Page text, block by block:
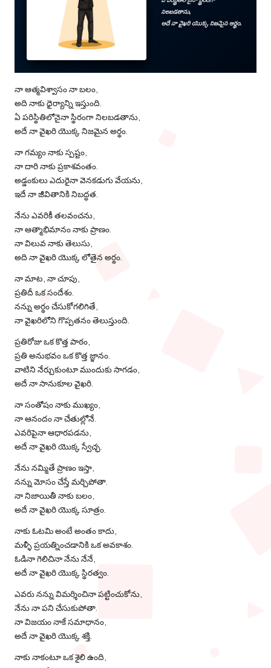
నా ఆత్మవిశ్వాసం నా బలం,
అది నాకు ధైర్యాన్ని ఇస్తుంది.
ఏ పరిస్థితిలోనైనా స్థిరంగా నిలబడతాను,
అదే నా వైఖరి యొక్క నిజమైన అర్థం.
నా గమ్యం నాకు స్పష్టం,
నా దారి నాకు ప్రకాశవంతం.
అడ్డంకులు ఎదురైనా వెనకడుగు వేయను,
ఇదే నా జీవితానికి నిబద్ధత.
నేను ఎవరికీ తలవంచను,
నా ఆత్మాభిమానం నాకు ప్రాణం.
నా విలువ నాకు తెలుసు,
అది నా వైఖరి యొక్క లోతైన అర్థం.
నా మాట, నా చూపు,
ప్రతిదీ ఒక సందేశం.
నన్ను అర్థం చేసుకోగలిగితే,
నా వైఖరిలోని గొప్పతనం తెలుస్తుంది.
ప్రతిరోజు ఒక కొత్త పాఠం,
ప్రతి అనుభవం ఒక కొత్త జ్ఞానం.
వాటిని నేర్చుకుంటూ ముందుకు సాగడం,
అదే నా సానుకూల వైఖరి.
నా సంతోషం నాకు ముఖ్యం,
నా ఆనందం నా చేతుల్లోనే.
ఎవరిపైనా ఆధారపడను,
అదే నా వైఖరి యొక్క స్వేచ్ఛ.
నేను నమ్మితే ప్రాణం ఇస్తా,
నన్ను మోసం చేస్తే మర్చిపోతా.
నా నిజాయితీ నాకు బలం,
అదే నా వైఖరి యొక్క సూత్రం.
నాకు ఓటమి అంటే అంతం కాదు,
మళ్ళీ ప్రయత్నించడానికి ఒక అవకాశం.
ఓడినా గెలిచినా నేను నేనే,
అదే నా వైఖరి యొక్క స్థిరత్వం.
ఎవరు నన్ను విమర్శించినా పట్టించుకోను,
నేను నా పని చేసుకుపోతా.
నా విజయం నాకే సమాధానం,
అదే నా వైఖరి యొక్క శక్తి.
నాకు నాకంటూ ఒక శైలి ఉంది,